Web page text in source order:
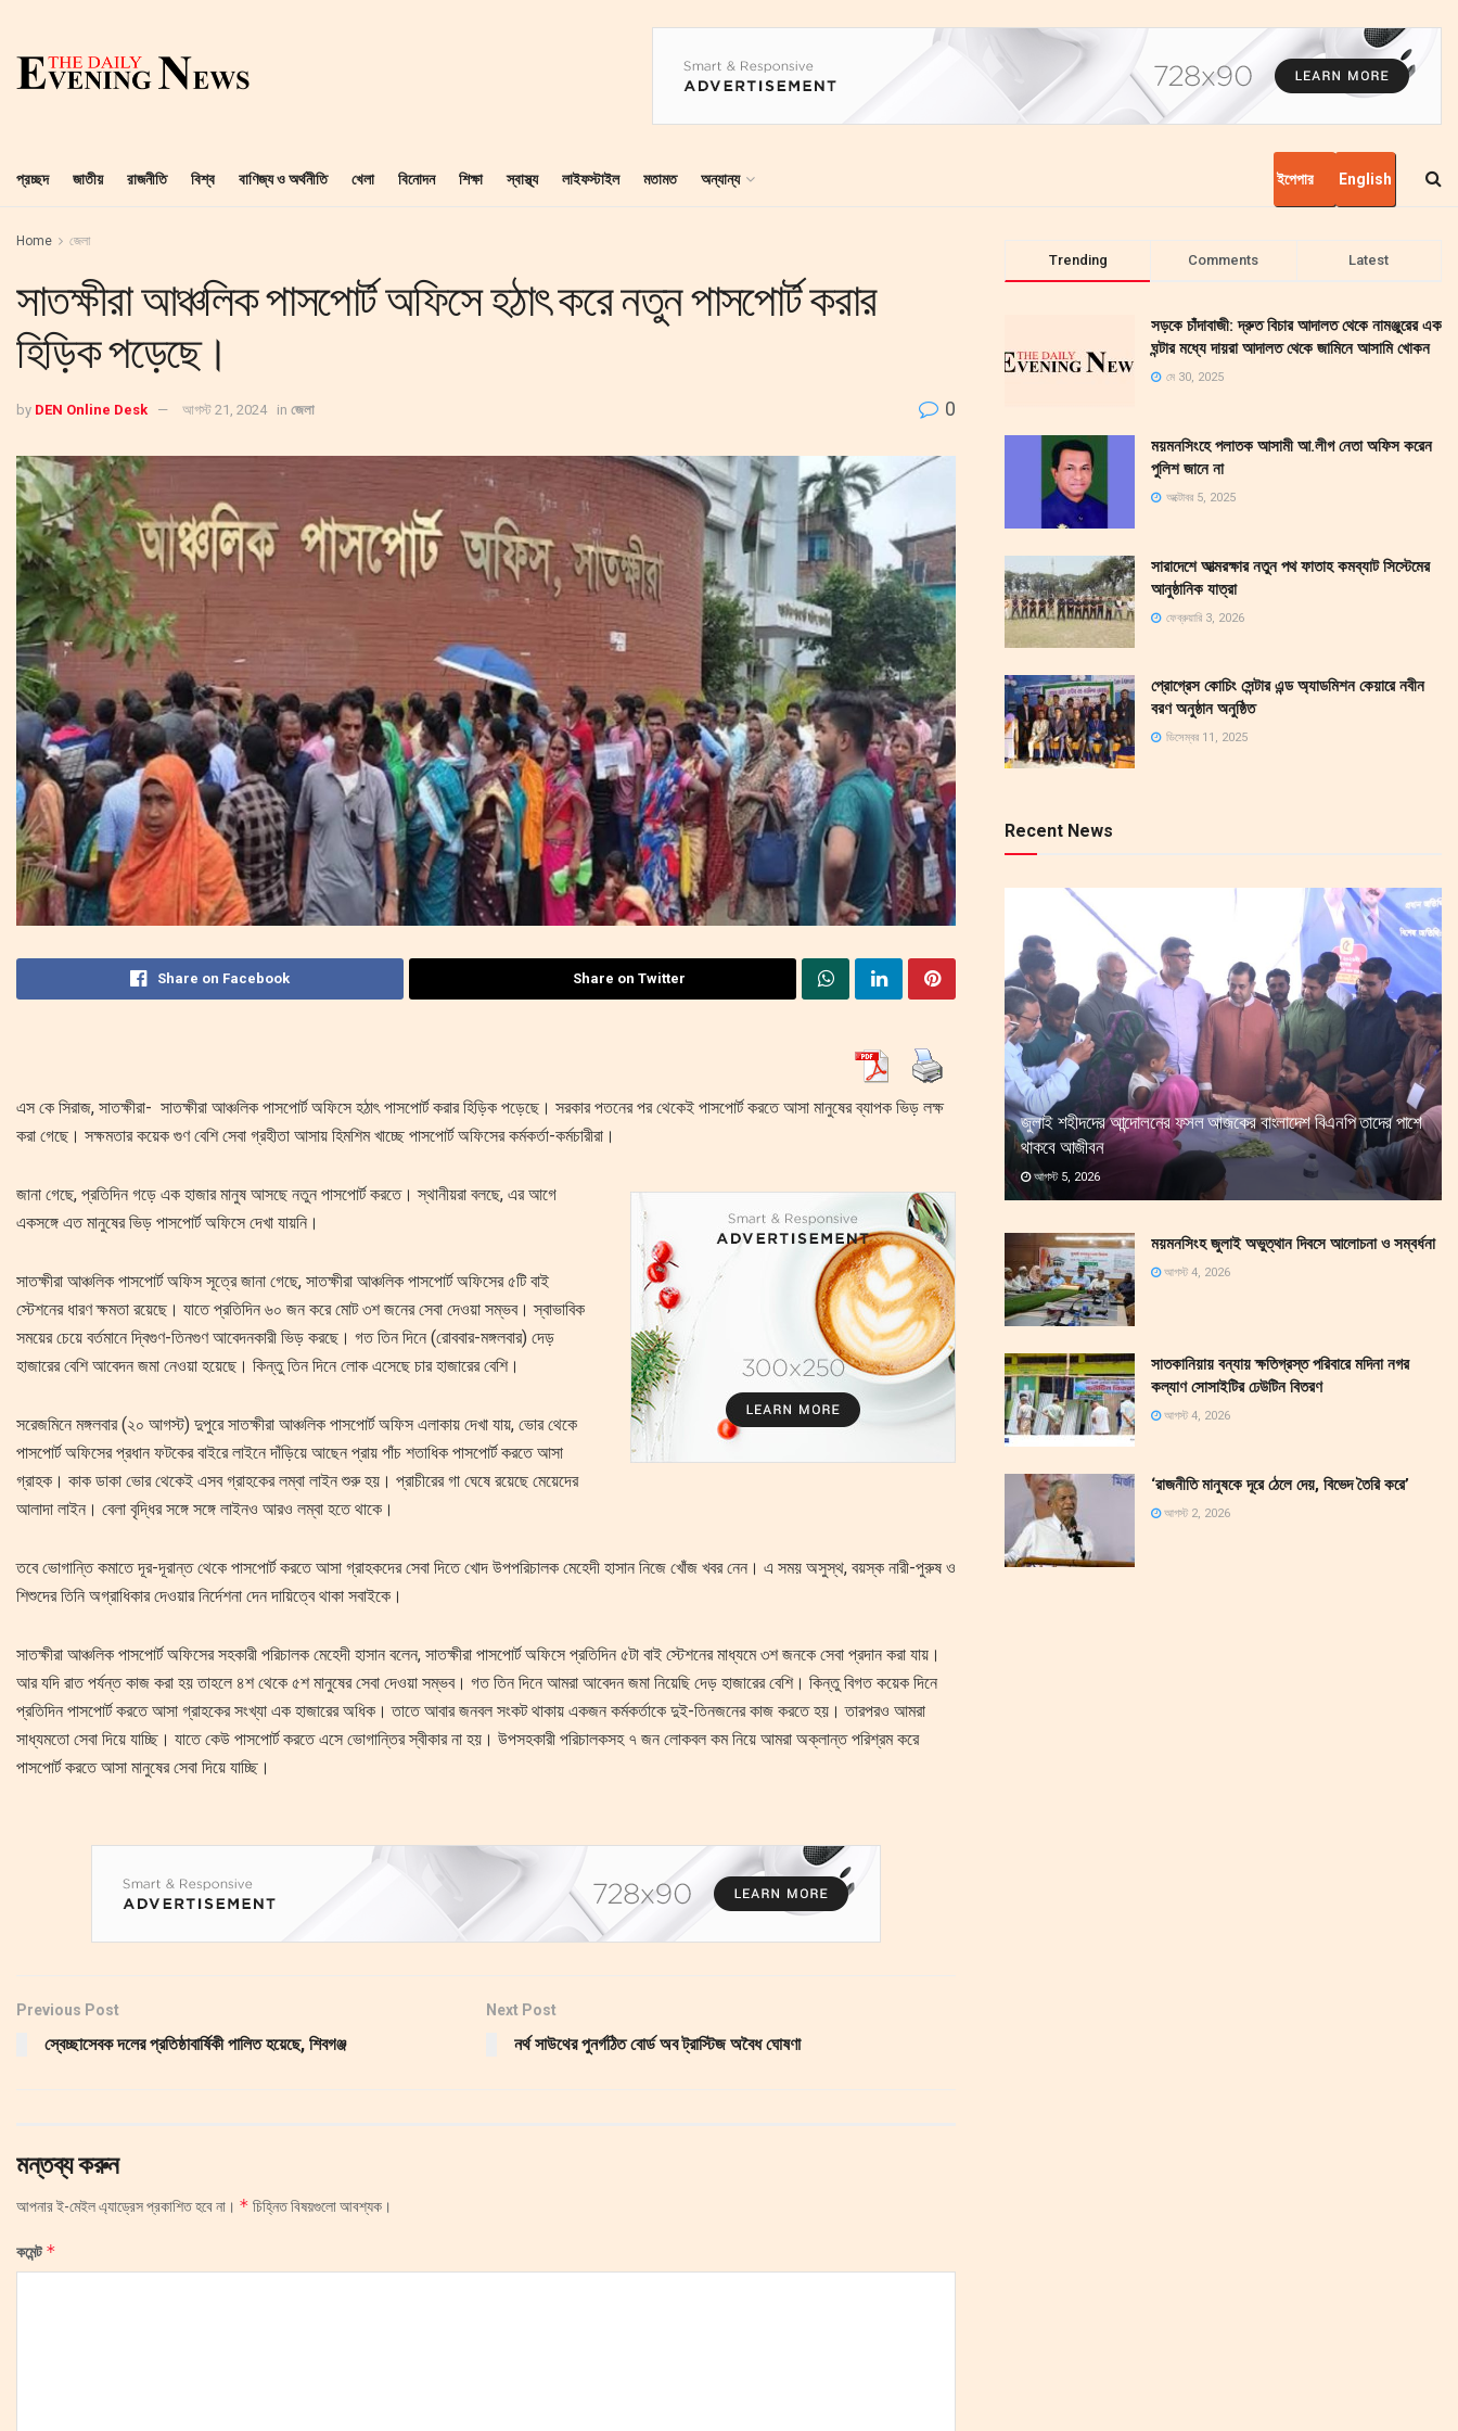
প্রচ্ছদ জাতীয় রাজনীতি বিশ্ব বাণিজ্য ও অর্থনীতি খেলা বিনোদন শিক্ষা স্বাস্থ্য লাইফস্টাইল মতামত অন্যান্য ইপেপার English
Home জেলা
সাতক্ষীরা আঞ্চলিক পাসপোর্ট অফিসে হঠাৎ করে নতুন পাসপোর্ট করার
হিড়িক পড়েছে।
by DEN Online Desk আগস্ট 21, 2024 in জেলা 0
Share on Facebook Share on Twitter
এস কে সিরাজ, সাতক্ষীরা- সাতক্ষীরা আঞ্চলিক পাসপোর্ট অফিসে হঠাৎ পাসপোর্ট করার হিড়িক পড়েছে। সরকার পতনের পর থেকেই পাসপোর্ট করতে আসা মানুষের ব্যাপক ভিড় লক্ষ
করা গেছে। সক্ষমতার কয়েক গুণ বেশি সেবা গ্রহীতা আসায় হিমশিম খাচ্ছে পাসপোর্ট অফিসের কর্মকর্তা-কর্মচারীরা।
জানা গেছে, প্রতিদিন গড়ে এক হাজার মানুষ আসছে নতুন পাসপোর্ট করতে। স্থানীয়রা বলছে, এর আগে
একসঙ্গে এত মানুষের ভিড় পাসপোর্ট অফিসে দেখা যায়নি।
সাতক্ষীরা আঞ্চলিক পাসপোর্ট অফিস সূত্রে জানা গেছে, সাতক্ষীরা আঞ্চলিক পাসপোর্ট অফিসের ৫টি বাই
স্টেশনের ধারণ ক্ষমতা রয়েছে। যাতে প্রতিদিন ৬০ জন করে মোট ৩শ জনের সেবা দেওয়া সম্ভব। স্বাভাবিক
সময়ের চেয়ে বর্তমানে দ্বিগুণ-তিনগুণ আবেদনকারী ভিড় করছে। গত তিন দিনে (রোববার-মঙ্গলবার) দেড়
হাজারের বেশি আবেদন জমা নেওয়া হয়েছে। কিন্তু তিন দিনে লোক এসেছে চার হাজারের বেশি।
সরেজমিনে মঙ্গলবার (২০ আগস্ট) দুপুরে সাতক্ষীরা আঞ্চলিক পাসপোর্ট অফিস এলাকায় দেখা যায়, ভোর থেকে
পাসপোর্ট অফিসের প্রধান ফটকের বাইরে লাইনে দাঁড়িয়ে আছেন প্রায় পাঁচ শতাধিক পাসপোর্ট করতে আসা
গ্রাহক। কাক ডাকা ভোর থেকেই এসব গ্রাহকের লম্বা লাইন শুরু হয়। প্রাচীরের গা ঘেষে রয়েছে মেয়েদের
আলাদা লাইন। বেলা বৃদ্ধির সঙ্গে সঙ্গে লাইনও আরও লম্বা হতে থাকে।
তবে ভোগান্তি কমাতে দূর-দূরান্ত থেকে পাসপোর্ট করতে আসা গ্রাহকদের সেবা দিতে খোদ উপপরিচালক মেহেদী হাসান নিজে খোঁজ খবর নেন। এ সময় অসুস্থ, বয়স্ক নারী-পুরুষ ও
শিশুদের তিনি অগ্রাধিকার দেওয়ার নির্দেশনা দেন দায়িত্বে থাকা সবাইকে।
সাতক্ষীরা আঞ্চলিক পাসপোর্ট অফিসের সহকারী পরিচালক মেহেদী হাসান বলেন, সাতক্ষীরা পাসপোর্ট অফিসে প্রতিদিন ৫টা বাই স্টেশনের মাধ্যমে ৩শ জনকে সেবা প্রদান করা যায়।
আর যদি রাত পর্যন্ত কাজ করা হয় তাহলে ৪শ থেকে ৫শ মানুষের সেবা দেওয়া সম্ভব। গত তিন দিনে আমরা আবেদন জমা নিয়েছি দেড় হাজারের বেশি। কিন্তু বিগত কয়েক দিনে
প্রতিদিন পাসপোর্ট করতে আসা গ্রাহকের সংখ্যা এক হাজারের অধিক। তাতে আবার জনবল সংকট থাকায় একজন কর্মকর্তাকে দুই-তিনজনের কাজ করতে হয়। তারপরও আমরা
সাধ্যমতো সেবা দিয়ে যাচ্ছি। যাতে কেউ পাসপোর্ট করতে এসে ভোগান্তির স্বীকার না হয়। উপসহকারী পরিচালকসহ ৭ জন লোকবল কম নিয়ে আমরা অক্লান্ত পরিশ্রম করে
পাসপোর্ট করতে আসা মানুষের সেবা দিয়ে যাচ্ছি।
Previous Post
স্বেচ্ছাসেবক দলের প্রতিষ্ঠাবার্ষিকী পালিত হয়েছে, শিবগঞ্জ
Next Post
নর্থ সাউথের পুনর্গঠিত বোর্ড অব ট্রাস্টিজ অবৈধ ঘোষণা
মন্তব্য করুন
আপনার ই-মেইল এ্যাড্রেস প্রকাশিত হবে না। * চিহ্নিত বিষয়গুলো আবশ্যক।
কমেন্ট*
Trending Comments Latest
সড়কে চাঁদাবাজী: দ্রুত বিচার আদালত থেকে নামঞ্জুরের এক
ঘন্টার মধ্যে দায়রা আদালত থেকে জামিনে আসামি খোকন
মে 30, 2025
ময়মনসিংহে পলাতক আসামী আ.লীগ নেতা অফিস করেন
পুলিশ জানে না
অক্টোবর 5, 2025
সারাদেশে আত্মরক্ষার নতুন পথ ফাতাহ কমব্যাট সিস্টেমের
আনুষ্ঠানিক যাত্রা
ফেব্রুয়ারি 3, 2026
প্রোগ্রেস কোচিং সেন্টার এন্ড অ্যাডমিশন কেয়ারে নবীন
বরণ অনুষ্ঠান অনুষ্ঠিত
ডিসেম্বর 11, 2025
Recent News
জুলাই শহীদদের আন্দোলনের ফসল আজকের বাংলাদেশ বিএনপি তাদের পাশে
থাকবে আজীবন
আগস্ট 5, 2026
ময়মনসিংহ জুলাই অভুত্থান দিবসে আলোচনা ও সম্বর্ধনা
আগস্ট 4, 2026
সাতকানিয়ায় বন্যায় ক্ষতিগ্রস্ত পরিবারে মদিনা নগর
কল্যাণ সোসাইটির ঢেউটিন বিতরণ
আগস্ট 4, 2026
‘রাজনীতি মানুষকে দূরে ঠেলে দেয়, বিভেদ তৈরি করে’
আগস্ট 2, 2026